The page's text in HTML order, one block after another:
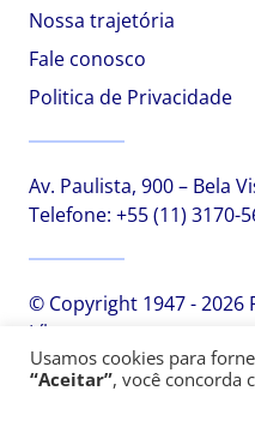
Nossa trajetória
Fale conosco
Politica de Privacidade
Av. Paulista, 900 – Bela
Telefone: +55 (11) 3170-
© Copyright 1947 - 2026
Líbero
Usamos cookies para
“Aceitar”, você concorda